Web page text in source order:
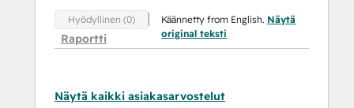
Hyödyllinen (0)
Raportti
Käännetty from English. Näytä
original teksti
Näytä kaikki asiakasarvostelut